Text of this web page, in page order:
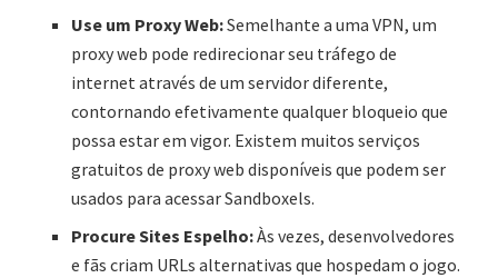
Use um Proxy Web:Semelhante a uma VPN, um
proxy web pode redirecionar seu tráfego de
internet através de um servidor diferente,
contornando efetivamente qualquer bloqueio que
possa estar em vigor. Existem muitos serviços
gratuitos de proxy web disponíveis que podem ser
usados para acessar Sandboxels.
Procure Sites Espelho:Às vezes, desenvolvedores
e fãs criam URLs alternativas que hospedam o jogo.